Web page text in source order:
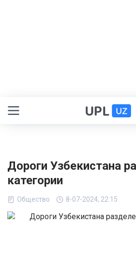
Дороги Узбекистана
категории
Общество 8-07-2024, 22:15